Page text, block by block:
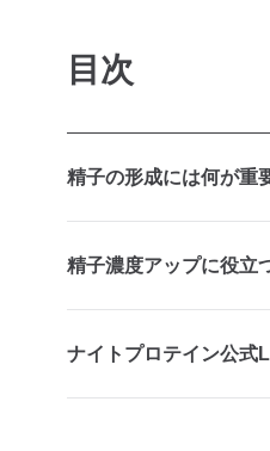
目次
精子の形成には何が重
精子濃度アップに役立
ナイトプロテイン公式